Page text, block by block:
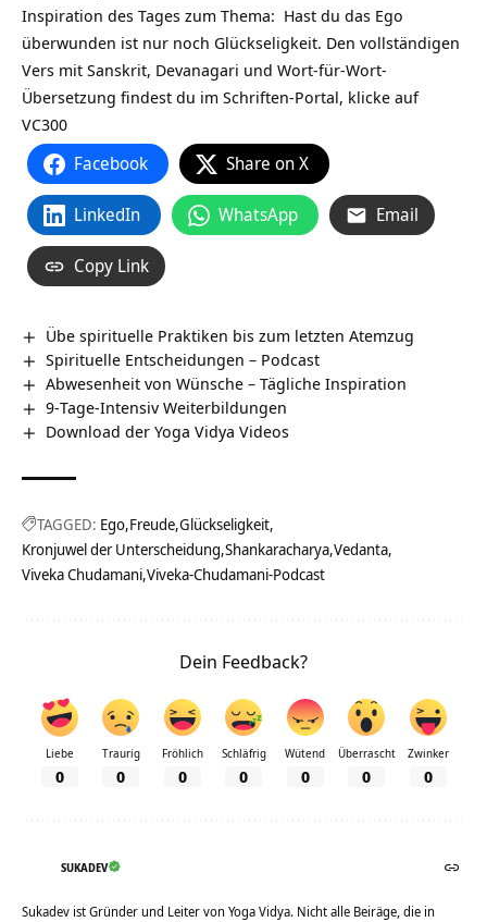
Inspiration des Tages zum Thema: Hast du das Ego
überwunden ist nur noch Glückseligkeit. Den vollständigen
Vers mit Sanskrit, Devanagari und Wort-für-Wort-
Übersetzung findest du im Schriften-Portal, klicke auf
VC300
Facebook Share on X
LinkedIn WhatsApp Email
Copy Link
Übe spirituelle Praktiken bis zum letzten Atemzug
Spirituelle Entscheidungen – Podcast
Abwesenheit von Wünsche – Tägliche Inspiration
9-Tage-Intensiv Weiterbildungen
Download der Yoga Vidya Videos
TAGGED: Ego Freude Glückseligkeit
Kronjuwel der Unterscheidung Shankaracharya Vedanta
Viveka Chudamani Viveka-Chudamani-Podcast
Dein Feedback?
Liebe
0
Traurig
0
Fröhlich
0
Schläfrig
0
Wütend
0
Überrascht
0
Zwinker
0
SUKADEV
Sukadev ist Gründer und Leiter von Yoga Vidya. Nicht alle Beiräge, die in